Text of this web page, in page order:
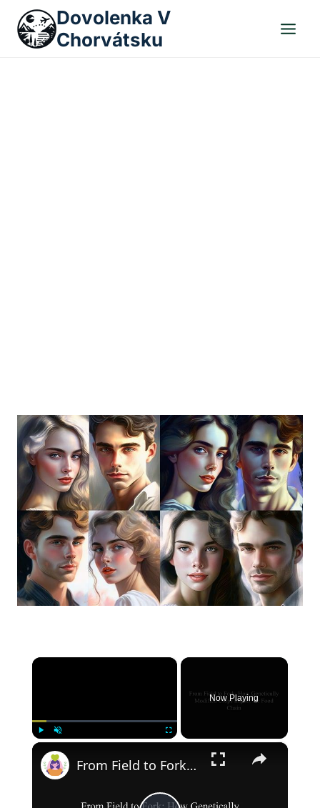
content
Dovolenka V
Chorvátsku
×
Now Playing
×
From Field to Fork: How Genetically Modified Crops Impact the Food Chain